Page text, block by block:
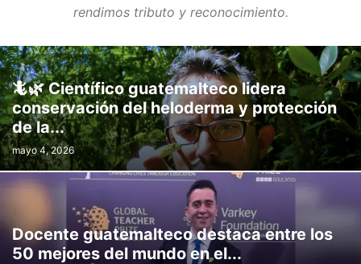
rendimos tributo y reconocimiento.
🦎🌿 Científico guatemalteco lidera
conservación del heloderma y protección
de la...
mayo 4, 2026
Docente guatemalteco destaca entre los
50 mejores del mundo en el...